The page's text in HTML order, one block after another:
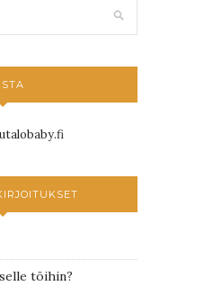
töihin?